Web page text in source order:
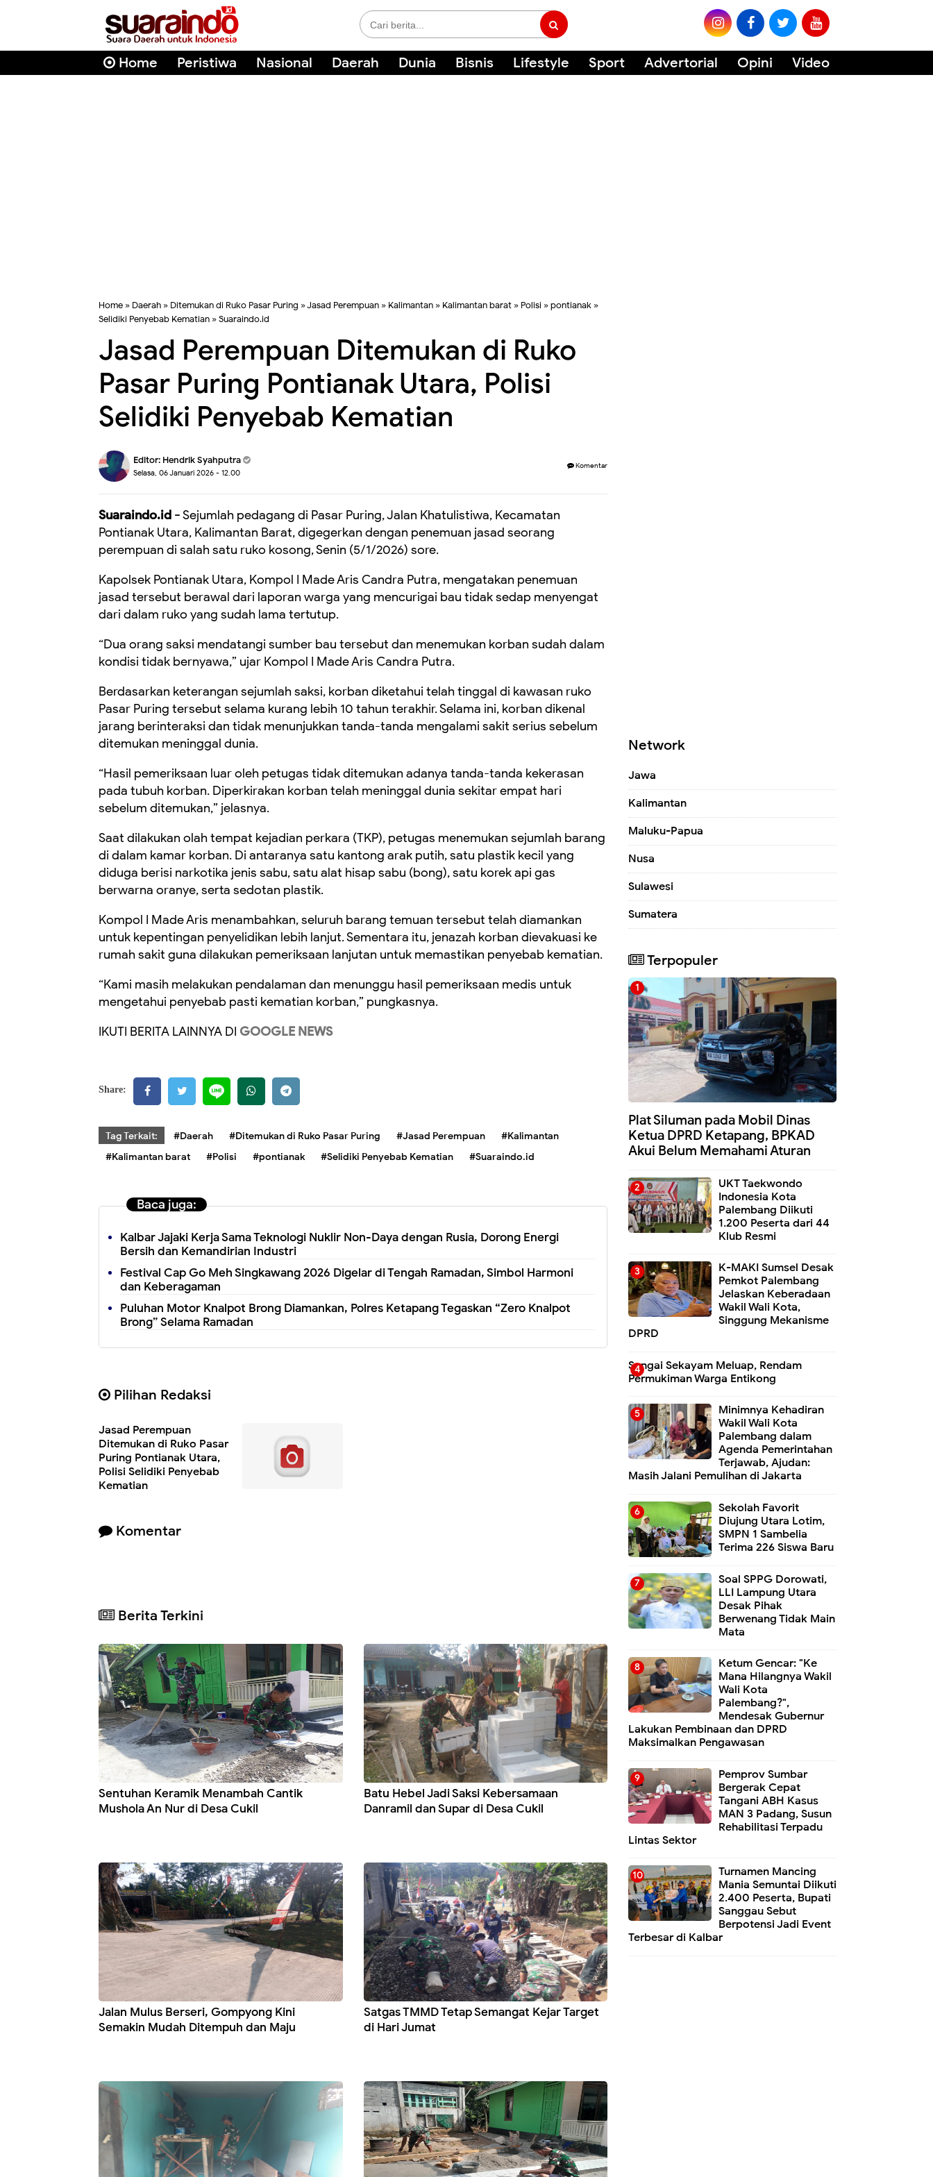
Home Peristiwa Nasional Daerah Dunia Bisnis Lifestyle Sport Advertorial Opini Video
Home » Daerah » Ditemukan di Ruko Pasar Puring »Jasad Perempuan » Kalimantan » Kalimantan barat » Polisi »pontianak »
Selidiki Penyebab Kematian »Suaraindo.id
Jasad Perempuan Ditemukan di Ruko
Pasar Puring Pontianak Utara, Polisi
Selidiki Penyebab Kematian
Editor: Hendrik Syahputra
Selasa, 06 Januari 2026 - 12.00
Komentar
Suaraindo.id -Sejumlah pedagang di Pasar Puring, Jalan Khatulistiwa, Kecamatan
Pontianak Utara, Kalimantan Barat, digegerkan dengan penemuan jasad seorang
perempuan di salah satu ruko kosong, Senin (5/1/2026) sore.
Kapolsek Pontianak Utara, Kompol I Made Aris Candra Putra, mengatakan penemuan
jasad tersebut berawal dari laporan warga yang mencurigai bau tidak sedap menyengat
dari dalam ruko yang sudah lama tertutup.
“Dua orang saksi mendatangi sumber bau tersebut dan menemukan korban sudah dalam
kondisi tidak bernyawa,” ujar Kompol I Made Aris Candra Putra.
Berdasarkan keterangan sejumlah saksi, korban diketahui telah tinggal di kawasan ruko
Pasar Puring tersebut selama kurang lebih 10 tahun terakhir. Selama ini, korban dikenal
jarang berinteraksi dan tidak menunjukkan tanda-tanda mengalami sakit serius sebelum
ditemukan meninggal dunia.
“Hasil pemeriksaan luar oleh petugas tidak ditemukan adanya tanda-tanda kekerasan
pada tubuh korban. Diperkirakan korban telah meninggal dunia sekitar empat hari
sebelum ditemukan,” jelasnya.
Saat dilakukan olah tempat kejadian perkara (TKP), petugas menemukan sejumlah barang
di dalam kamar korban. Di antaranya satu kantong arak putih, satu plastik kecil yang
diduga berisi narkotika jenis sabu, satu alat hisap sabu (bong), satu korek api gas
berwarna oranye, serta sedotan plastik.
Kompol I Made Aris menambahkan, seluruh barang temuan tersebut telah diamankan
untuk kepentingan penyelidikan lebih lanjut. Sementara itu, jenazah korban dievakuasi ke
rumah sakit guna dilakukan pemeriksaan lanjutan untuk memastikan penyebab kematian.
“Kami masih melakukan pendalaman dan menunggu hasil pemeriksaan medis untuk
mengetahui penyebab pasti kematian korban,” pungkasnya.
IKUTI BERITA LAINNYA DI GOOGLE NEWS
Share:
Tag Terkait: #Daerah #Ditemukan di Ruko Pasar Puring #Jasad Perempuan
#Kalimantan
#Kalimantan barat
#Polisi #pontianak #Selidiki Penyebab Kematian #Suaraindo.id
Baca juga:
Kalbar Jajaki Kerja Sama Teknologi Nuklir Non-Daya dengan Rusia, Dorong Energi
Bersih dan Kemandirian Industri
Festival Cap Go Meh Singkawang 2026 Digelar di Tengah Ramadan, Simbol Harmoni
dan Keberagaman
Puluhan Motor Knalpot Brong Diamankan, Polres Ketapang Tegaskan “Zero Knalpot
Brong” Selama Ramadan
Pilihan Redaksi
Jasad Perempuan
Ditemukan di Ruko Pasar
Puring Pontianak Utara,
Polisi Selidiki Penyebab
Kematian
Komentar
Berita Terkini
Sentuhan Keramik Menambah Cantik
Mushola An Nur di Desa Cukil
Batu Hebel Jadi Saksi Kebersamaan
Danramil dan Supar di Desa Cukil
Jalan Mulus Berseri, Gompyong Kini
Semakin Mudah Ditempuh dan Maju
Satgas TMMD Tetap Semangat Kejar Target
di Hari Jumat
Network
Jawa
Kalimantan
Maluku-Papua
Nusa
Sulawesi
Sumatera
Terpopuler
Plat Siluman pada Mobil Dinas
Ketua DPRD Ketapang, BPKAD
Akui Belum Memahami Aturan
UKT Taekwondo
Indonesia Kota
Palembang Diikuti
1.200 Peserta dari 44
Klub Resmi
K-MAKI Sumsel Desak
Pemkot Palembang
Jelaskan Keberadaan
Wakil Wali Kota,
Singgung Mekanisme
DPRD
Sungai Sekayam Meluap, Rendam
Permukiman Warga Entikong
Minimnya Kehadiran
Wakil Wali Kota
Palembang dalam
Agenda Pemerintahan
Terjawab, Ajudan:
Masih Jalani Pemulihan di Jakarta
Sekolah Favorit
Diujung Utara Lotim,
SMPN 1 Sambelia
Terima 226 Siswa Baru ‎
Soal SPPG Dorowati,
LLI Lampung Utara
Desak Pihak
Berwenang Tidak Main
Mata
Ketum Gencar: "Ke
Mana Hilangnya Wakil
Wali Kota
Palembang?",
Mendesak Gubernur
Lakukan Pembinaan dan DPRD
Maksimalkan Pengawasan
Pemprov Sumbar
Bergerak Cepat
Tangani ABH Kasus
MAN 3 Padang, Susun
Rehabilitasi Terpadu
Lintas Sektor
Turnamen Mancing
Mania Semuntai Diikuti
2.400 Peserta, Bupati
Sanggau Sebut
Berpotensi Jadi Event
Terbesar di Kalbar